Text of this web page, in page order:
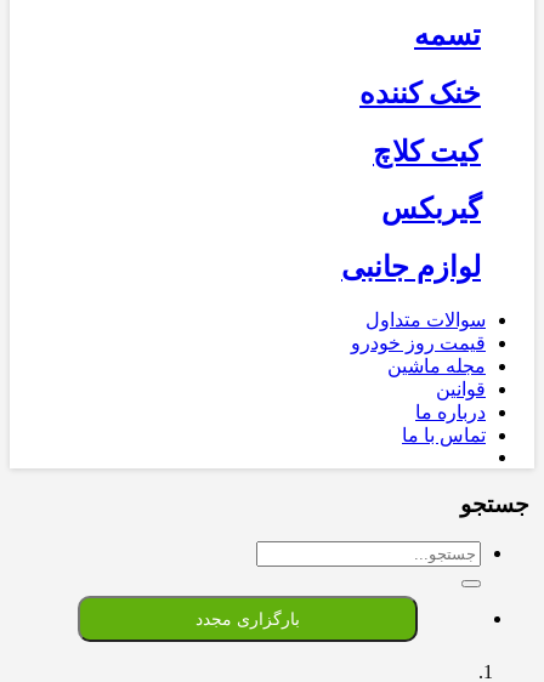
تسمه
خنک کننده
کیت کلاچ
گیربکس
لوازم جانبی
سوالات متداول
قیمت روز خودرو
مجله ماشین
قوانین
درباره ما
تماس با ما
جستجو
بارگزاری مجدد